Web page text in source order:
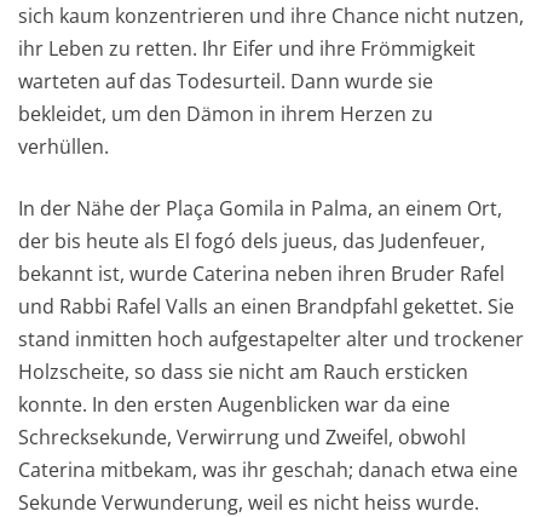
sich kaum konzentrieren und ihre Chance nicht nutzen,
ihr Leben zu retten. Ihr Eifer und ihre Frömmigkeit
warteten auf das Todesurteil. Dann wurde sie
bekleidet, um den Dämon in ihrem Herzen zu
verhüllen.
In der Nähe der Plaça Gomila in Palma, an einem Ort,
der bis heute als El fogó dels jueus, das Judenfeuer,
bekannt ist, wurde Caterina neben ihren Bruder Rafel
und Rabbi Rafel Valls an einen Brandpfahl gekettet. Sie
stand inmitten hoch aufgestapelter alter und trockener
Holzscheite, so dass sie nicht am Rauch ersticken
konnte. In den ersten Augenblicken war da eine
Schrecksekunde, Verwirrung und Zweifel, obwohl
Caterina mitbekam, was ihr geschah; danach etwa eine
Sekunde Verwunderung, weil es nicht heiss wurde.